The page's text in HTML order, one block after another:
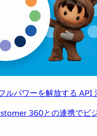
ルパワーを解放する API
360との連携でビ